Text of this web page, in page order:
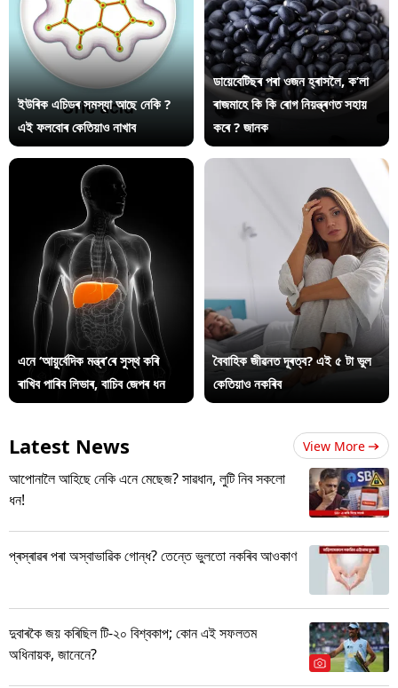
ইউৰিক এচিডৰ সমস্যা আছে নেকি ?
এই ফলবোৰ কেতিয়াও নাখাব
ডায়েবেটিছৰ পৰা ওজন হ্ৰাসলৈ, ক’লা
ৰাজমাহে কি কি ৰোগ নিয়ন্ত্ৰণত সহায়
কৰে ? জানক
এনে ‘আয়ুৰ্বেদিক মন্ত্ৰ’ৰে সুস্থ কৰি
ৰাখিব পাৰিব লিভাৰ, বাচিব জেপৰ ধন
বৈবাহিক জীৱনত দূৰত্ব? এই ৫ টা ভুল
কেতিয়াও নকৰিব
Latest News View More
আপোনালৈ আহিছে নেকি এনে মেছেজ? সাৱধান, লুটি নিব সকলো
ধন!
প্ৰস্ৰাৱৰ পৰা অস্বাভাৱিক গোন্ধ? তেন্তে ভুলতো নকৰিব আওকাণ
দুবাৰকৈ জয় কৰিছিল টি-২০ বিশ্বকাপ; কোন এই সফলতম
অধিনায়ক, জানেনে?